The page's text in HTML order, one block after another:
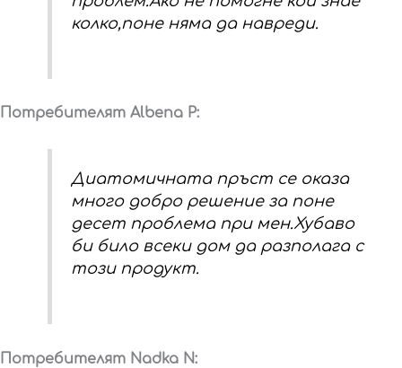
колко,поне няма да навреди.
Потребителят Albena P:
Диатомичната пръст се оказа
много добро решение за поне
десет проблема при мен.Хубаво
би било всеки дом да разполага с
този продукт.
Потребителят Nadka N: